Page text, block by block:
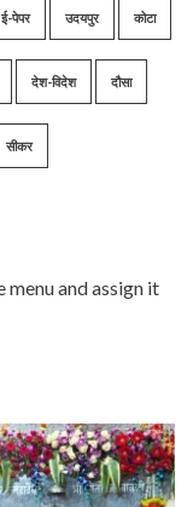
ई-पेपर उदयपुर कोटा
देश-विदेश दौसा
सीकर
menu and assign it